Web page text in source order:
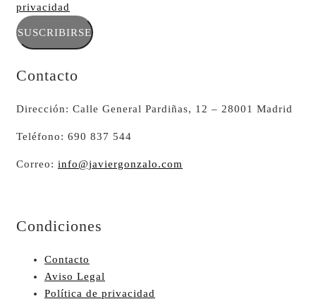
privacidad
SUSCRIBIRSE
Contacto
Dirección: Calle General Pardiñas, 12 – 28001 Madrid
Teléfono: 690 837 544
Correo: info@javiergonzalo.com
Condiciones
Contacto
Aviso Legal
Política de privacidad